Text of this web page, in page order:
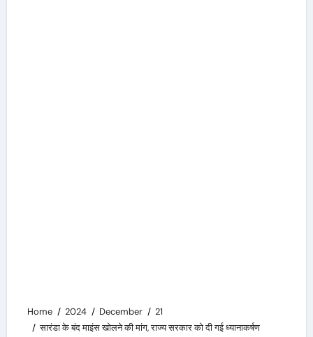
Home 2024 December
21
सारंडा के बंद माइंस खोलने की मांग, राज्य सरकार को दी गई ध्यानाकर्षण